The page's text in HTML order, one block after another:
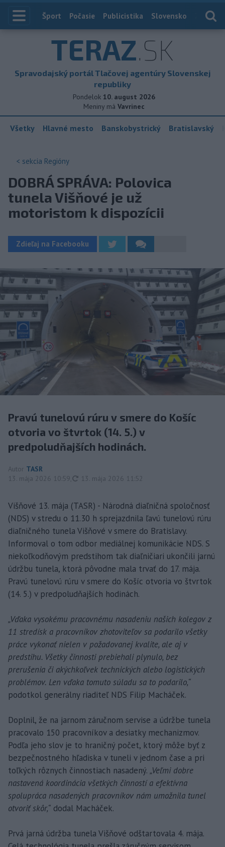
Index
Šport Počasie Publicistika Slovensko
TERAZ.SK
Spravodajský portál Tlačovej agentúry Slovenskej
republiky
Pondelok 10. august 2026
Meniny má Vavrinec
Všetky Hlavné mesto Banskobystrický Bratislavský
< sekcia Regióny
DOBRÁ SPRÁVA: Polovica
tunela Višňové je už
motoristom k dispozícii
Zdieľaj na Facebooku
Pravú tunelovú rúru v smere do Košíc
otvoria vo štvrtok (14. 5.) v
predpoludňajších hodinách.
Autor TASR
13. mája 2026 10:59
aktualizované
13. mája 2026 11:52
Višňové 13. mája (TASR) - Národná diaľničná spoločnosť
(NDS) v stredu o 11.30 h sprejazdnila ľavú tunelovú rúru
diaľničného tunela Višňové v smere do Bratislavy.
Informoval o tom odbor mediálnej komunikácie NDS. S
niekoľkodňovým predstihom tak diaľničiari ukončili jarnú
údržbu tunela, ktorá pôvodne mala trvať do 17. mája.
Pravú tunelovú rúru v smere do Košíc otvoria vo štvrtok
(14. 5.) v predpoludňajších hodinách.
„Vďaka vysokému pracovnému nasadeniu našich kolegov z
11 stredísk a pracovníkov zhotoviteľov sa podarilo všetky
práce vykonať nielen v požadovanej kvalite, ale aj v
predstihu. Všetky činnosti prebiehali plynulo, bez
prerušenia či akýchkoľvek technických alebo logistických
problémov. Len vďaka tomuto súladu sa to podarilo,“
podotkol generálny riaditeľ NDS Filip Macháček.
Doplnil, že na jarnom záručnom servise a údržbe tunela
pracovalo 150 pracovníkov a desiatky mechanizmov.
Podľa jeho slov je to hraničný počet, ktorý môže byť z
bezpečnostného hľadiska v tuneli v jednom čase a pri
toľkých rôznych činnostiach nasadený. „Veľmi dobre
nastavená koordinácia všetkých činností a efektívna
spolupráca nasadených pracovníkov nám umožnila tunel
otvoriť skôr,“ dodal Macháček.
Prvá jarná údržba tunela Višňové odštartovala 4. mája.